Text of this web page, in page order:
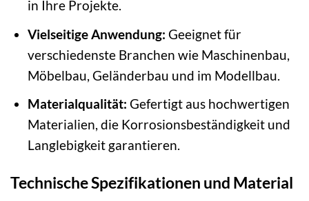
in Ihre Projekte.
Vielseitige Anwendung: Geeignet für
verschiedenste Branchen wie Maschinenbau,
Möbelbau, Geländerbau und im Modellbau.
Materialqualität: Gefertigt aus hochwertigen
Materialien, die Korrosionsbeständigkeit und
Langlebigkeit garantieren.
Technische Spezifikationen und Material